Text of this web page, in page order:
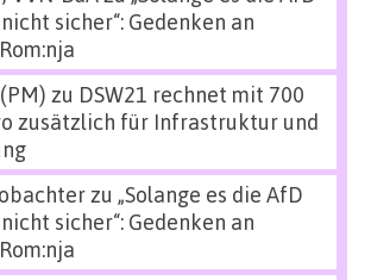
sicher“: Gedenken an
zu DSW21 rechnet mit 700
zusätzlich für Infrastruktur und
zu „Solange es die AfD
sicher“: Gedenken an